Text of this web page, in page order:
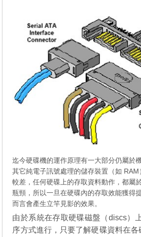
迄今硬碟機的運作原理有一大部分仍屬於
其它純電子訊號處理的儲存裝置（如
較差，任何硬碟上的存取資料動作，都屬
瓶頸，所以一旦在硬碟內的存取效能獲得
而言會產生立竿見影的效果。
由於系統在存取硬碟磁盤（discs）
序方式進行，只要了解硬碟資料在